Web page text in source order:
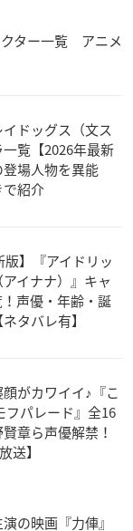
クター一覧 アニメ
イドッグス（文ス
一覧【2026年最新
場人物を異能
紹介
版】『アイドリッ
イナナ）』キャ
声優・年齢・誕
タバレ有】
がカワイイ♪『こ
フパレード』全16
章ら声優解禁！
送】
の映画『力俥』